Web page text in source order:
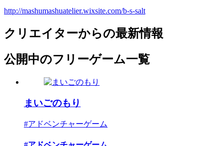
http://mashumashuatelier.wixsite.com/b-s-salt
クリエイターからの最新情報
公開中のフリーゲーム一覧
まいごのもり
#アドベンチャーゲーム